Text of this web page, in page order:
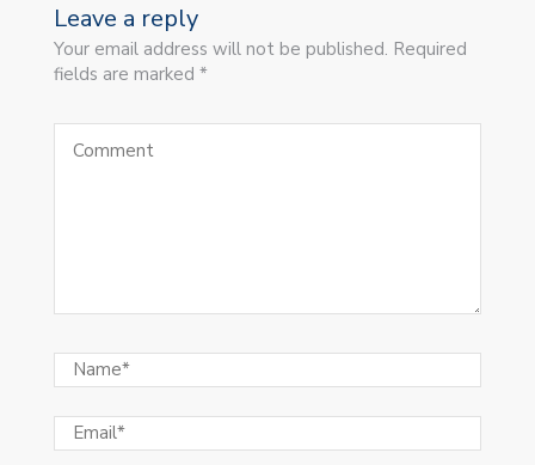
Leave a reply
Your email address will not be published. Required
fields are marked *